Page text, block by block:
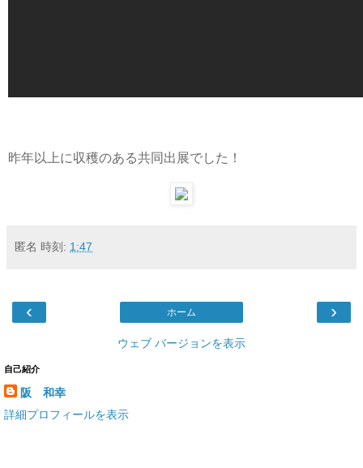
昨年以上に収穫のある共同出展でした！
匿名 時刻: 1:47
‹ ›
ホーム
ウェブ バージョンを表示
自己紹介
阪 和幸
詳細プロフィールを表示